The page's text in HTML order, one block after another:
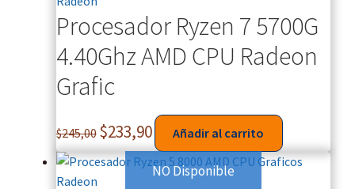
Procesador Ryzen 7 5700G
4.40Ghz AMD CPU Radeon
Grafic
$245,00 $233,90 Añadir al carrito
NO Disponible